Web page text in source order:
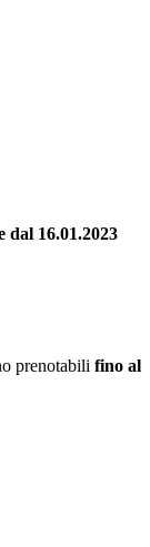
16.01.2023
prenotabili fino al